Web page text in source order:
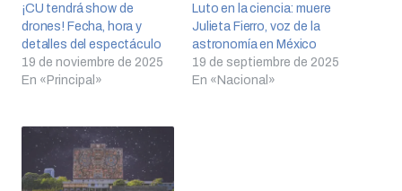
¡CU tendrá show de
drones! Fecha, hora y
detalles del espectáculo
19 de noviembre de 2025
En «Principal»
Luto en la ciencia: muere
Julieta Fierro, voz de la
astronomía en México
19 de septiembre de 2025
En «Nacional»